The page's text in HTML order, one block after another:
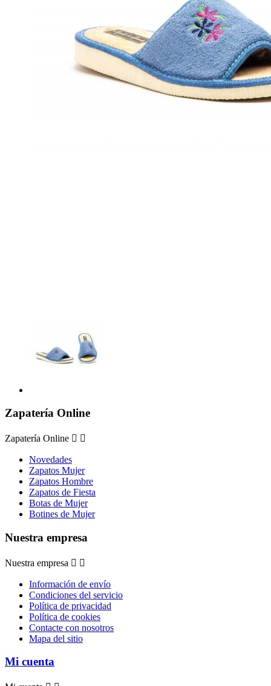
Zapatería Online
Zapatería Online  
Novedades
Zapatos Mujer
Zapatos Hombre
Zapatos de Fiesta
Botas de Mujer
Botines de Mujer
Nuestra empresa
Nuestra empresa  
Información de envío
Condiciones del servicio
Política de privacidad
Política de cookies
Contacte con nosotros
Mapa del sitio
Mi cuenta